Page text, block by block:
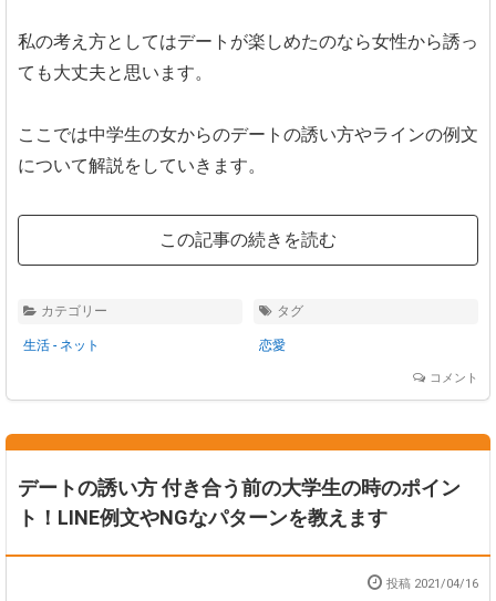
私の考え方としてはデートが楽しめたのなら女性から誘っ
ても大丈夫と思います。
ここでは中学生の女からのデートの誘い方やラインの例文
について解説をしていきます。
この記事の続きを読む
カテゴリー
生活 - ネット
タグ
恋愛
コメント
デートの誘い方 付き合う前の大学生の時のポイン
ト！LINE例文やNGなパターンを教えます
投稿 2021/04/16